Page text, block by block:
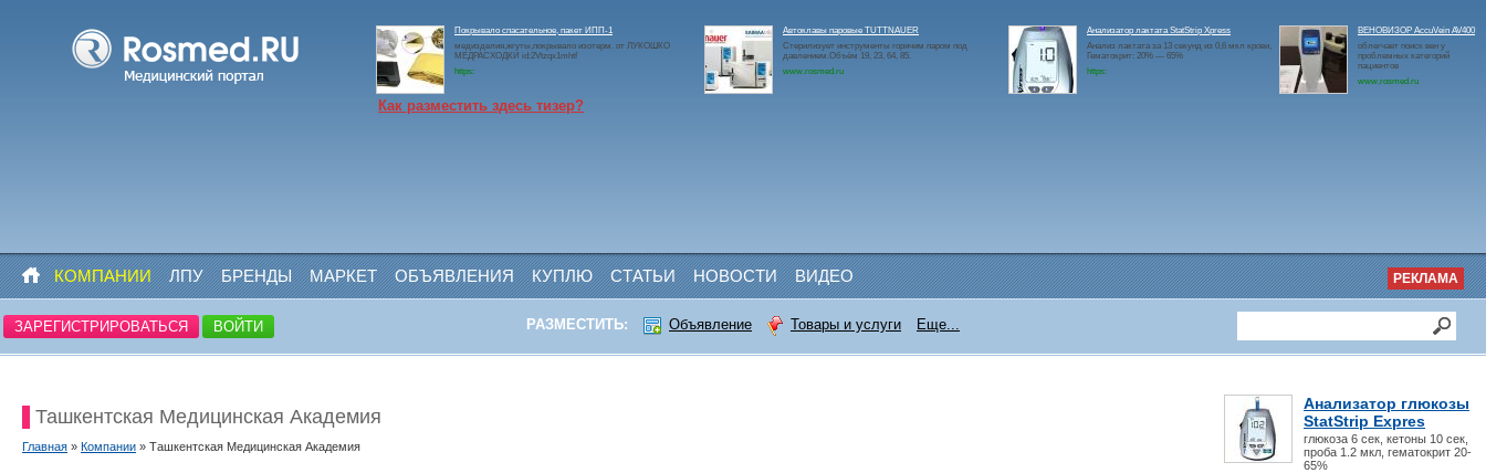
Покрывало спасательное, пакет ИПП-1
медизделия,жгуты,покрывало изотерм. от ЛУКОШКО
МЕДРАСХОДКИ id:2Vtzqx1mhtf
https:
Автоклавы паровые TUTTNAUER
Стерилизует инструменты горячим паром под
давлением.Объём 19, 23, 64, 85.
www.rosmed.ru
Анализатор лактата StatStrip Xpress
Анализ лактата за 13 секунд из 0,6 мкл крови,
Гематокрит: 20% — 65%
https:
ВЕНОВИЗОР AccuVein AV400
облегчает поиск вен у
проблемных категорий
пациентов
www.rosmed.ru
Как разместить здесь тизер?
КОМПАНИИ ЛПУ БРЕНДЫ МАРКЕТ ОБЪЯВЛЕНИЯ КУПЛЮ СТАТЬИ НОВОСТИ ВИДЕО РЕКЛАМА
ЗАРЕГИСТРИРОВАТЬСЯ ВОЙТИ РАЗМЕСТИТЬ: Объявление Товары и услуги Еще...
Анализатор глюкозы
StatStrip Expres
глюкоза 6 сек, кетоны 10 сек,
проба 1.2 мкл, гематокрит 20-
65%
Ташкентская Медицинская Академия
Главная » Компании » Ташкентская Медицинская Академия